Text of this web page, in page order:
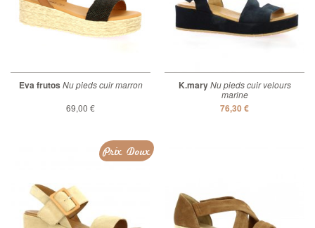
Eva frutos Nu pieds cuir marron
69,00 €
K.maryNu pieds cuir velours
marine
76,30 €
Prix Doux